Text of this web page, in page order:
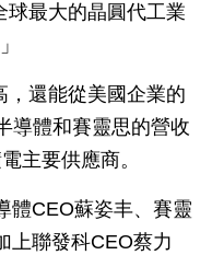
球最大的晶圓代工業
，還能從美國企業的
導體和賽靈思的營收
主要供應商。
體CEO蘇姿丰、賽靈
上聯發科CEO蔡力